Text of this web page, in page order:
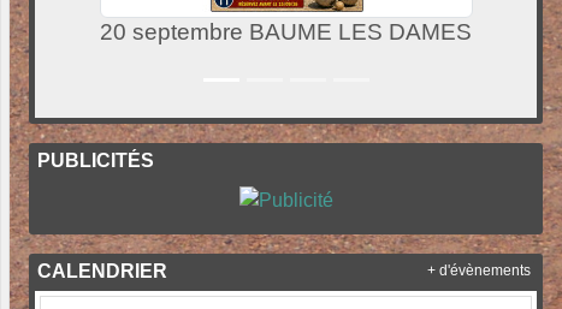
20 septembre BAUME LES DAMES
PUBLICITÉS
CALENDRIER + d'évènements